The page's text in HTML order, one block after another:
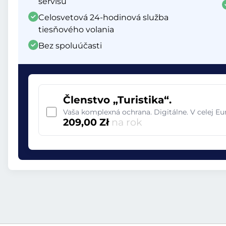
Celosvetová 24-hodinová služba
tiesňového volania
Bez spoluúčasti
Členstvo „Turistika“.
Vaša komplexná ochrana. Digitálne. V celej
209,00 Zł na rok